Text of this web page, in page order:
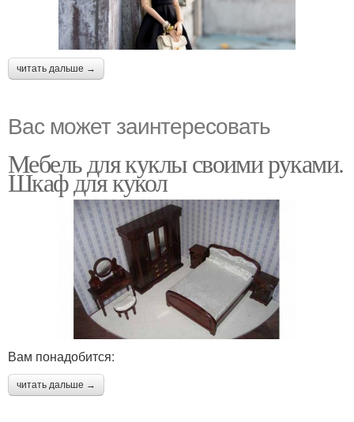
читать дальше →
Вас может заинтересовать
Мебель для куклы своими руками.
Шкаф для кукол
Вам понадобится:
читать дальше →